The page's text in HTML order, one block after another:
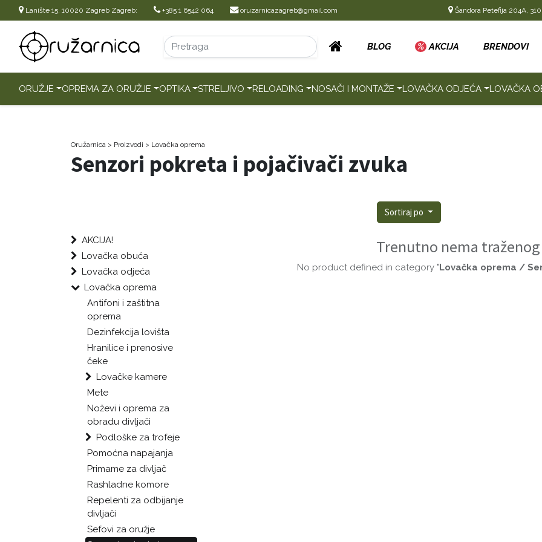
Lanište 15, 10020 Zagreb Zagreb: +385 1 6542 064 oruzarnicazagreb@gmail.com Šandora Petefija 204A,
BLOG % AKCIJA BRENDOVI
ORUŽJE OPREMA ZA ORUŽJE OPTIKA STRELJIVO RELOADING NOSAČI I MONTAŽE LOVAČKA ODJEĆA LOVAČKA
Oružarnica > Proizvodi > Lovačka oprema
Senzori pokreta i pojačivači zvuka
Sortiraj po
AKCIJA!
Lovačka obuća
Lovačka odjeća
Lovačka oprema
Antifoni i zaštitna
oprema
Dezinfekcija lovišta
Hranilice i prenosive
čeke
Lovačke kamere
Mete
Noževi i oprema za
obradu divljači
Podloške za trofeje
Pomoćna napajanja
Primame za divljač
Rashladne komore
Repelenti za odbijanje
divljači
Sefovi za oružje
Trenutno nema
No product defined in category "Lovačka oprema /